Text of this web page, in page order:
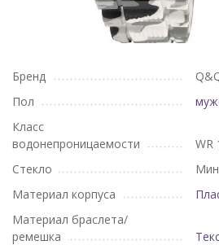
Бренд
Пол
Класс
водонепроницаемости
WR
Стекло
Материал корпуса
Материал браслета/
ремешка